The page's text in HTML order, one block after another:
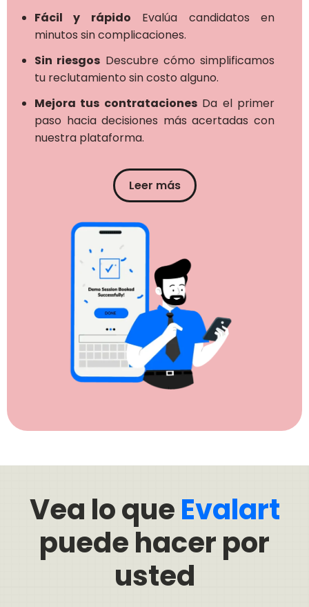
Fácil y rápido Evalúa candidatos en
minutos sin complicaciones.
Sin riesgos Descubre cómo simplificamos
tu reclutamiento sin costo alguno.
Mejora tus contratacionesDa el primer
paso hacia decisiones más acertadas con
nuestra plataforma.
Leer más
Vea lo queEvalart
puede hacer por
usted